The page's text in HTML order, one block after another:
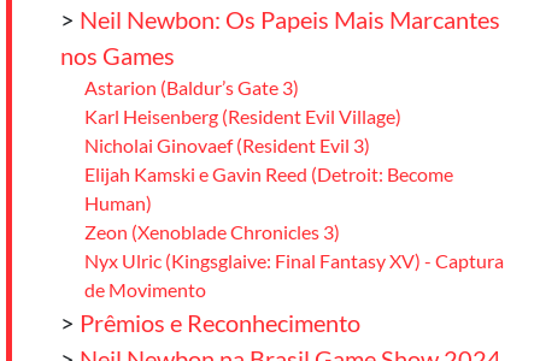
> Neil Newbon: Os Papeis Mais Marcantes
nos Games
Astarion (Baldur’s Gate 3)
Karl Heisenberg (Resident Evil Village)
Nicholai Ginovaef (Resident Evil 3)
Elijah Kamski e Gavin Reed (Detroit: Become
Human)
Zeon (Xenoblade Chronicles 3)
Nyx Ulric (Kingsglaive: Final Fantasy XV) - Captura
de Movimento
> Prêmios e Reconhecimento